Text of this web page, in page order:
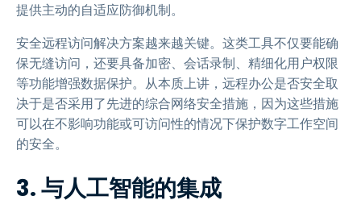
提供主动的自适应防御机制。
安全远程访问解决方案越来越关键。这类工具不仅要能确
保无缝访问，还要具备加密、会话录制、精细化用户权限
等功能增强数据保护。从本质上讲，远程办公是否安全取
决于是否采用了先进的综合网络安全措施，因为这些措施
可以在不影响功能或可访问性的情况下保护数字工作空间
的安全。
3. 与人工智能的集成